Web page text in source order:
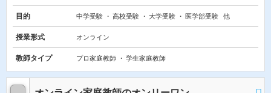
目的 中学受験 高校受験 大学受験 医学部受験 他
授業形式 オンライン
教師タイプ プロ家庭教師 学生家庭教師